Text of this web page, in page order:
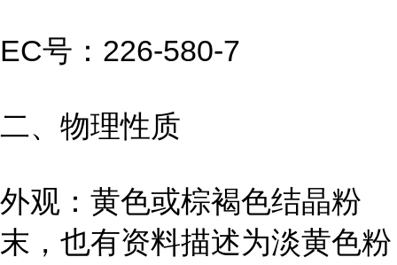
EC号：226-580-7
二、物理性质
外观：黄色或棕褐色结晶粉
末，也有资料描述为淡黄色粉